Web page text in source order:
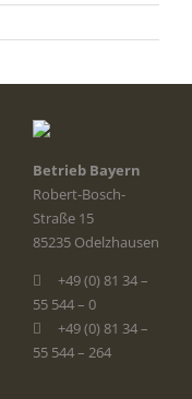
Betrieb Bayern
Robert-Bosch-
Straße 15
85235 Odelzhausen
+49 (0) 81 34 –
55 544 – 0
+49 (0) 81 34 –
55 544 – 264